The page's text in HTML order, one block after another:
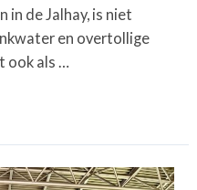
in de Jalhay, is niet
en overtollige
ook als …